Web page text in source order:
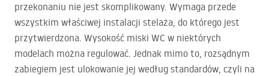
przekonaniu nie jest skomplikowany. Wymaga przede
wszystkim właściwej instalacji stelaża, do którego jest
przytwierdzona. Wysokość miski WC w niektórych
modelach można regulować. Jednak mimo to, rozsądnym
zabiegiem jest ulokowanie jej według standardów, czyli na